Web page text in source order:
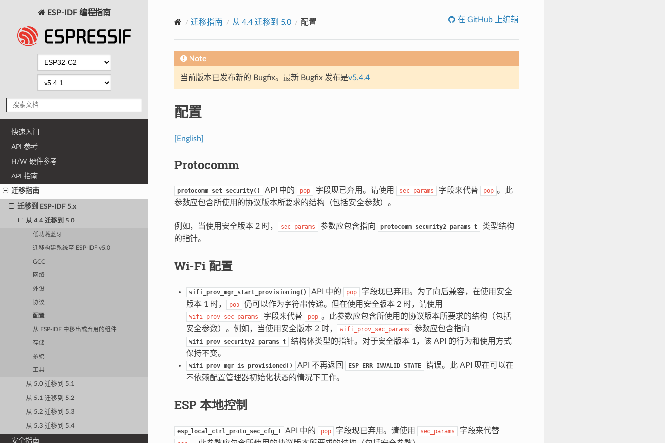
ESP-IDF 编程指南
快速入门
API 参考
H/W 硬件参考
API 指南
迁移指南
迁移到 ESP-IDF 5.x
从 4.4 迁移到 5.0
低功耗蓝牙
迁移构建系统至 ESP-IDF v5.0
GCC
网络
外设
协议
配置
从 ESP-IDF 中移出或弃用的组件
存储
系统
工具
从 5.0 迁移到 5.1
从 5.1 迁移到 5.2
从 5.2 迁移到 5.3
从 5.3 迁移到 5.4
安全指南
迁移指南 从 4.4 迁移到 5.0 配置 在 GitHub 上编辑
Note
当前版本已发布新的 Bugfix。最新 Bugfix 发布是v5.4.4
配置
[English]
Protocomm
protocomm_set_security() API 中的 pop 字段现已弃用。请使用 sec_params 字段来代替 pop 。此
参数应包含所使用的协议版本所要求的结构（包括安全参数）。
例如，当使用安全版本 2 时， sec_params 参数应包含指向 protocomm_security2_params_t
类型结构
的指针。
Wi-Fi 配置
wifi_prov_mgr_start_provisioning() API 中的 pop
字段现已弃用。为了向后兼容，在使用安全
版本 1 时，
pop 仍可以作为字符串传递。但在使用安全版本 2 时，请使用
wifi_prov_sec_params 字段来代替 pop 。此参数应包含所使用的协议版本所要求的结构（包括
安全参数）。例如，当使用安全版本 2 时，
wifi_prov_sec_params 参数应包含指向
wifi_prov_security2_params_t
结构体类型的指针。对于安全版本 1，该 API 的行为和使用方式
保持不变。
wifi_prov_mgr_is_provisioned() API 不再返回 ESP_ERR_INVALID_STATE
错误。此 API 现在可以在
不依赖配置管理器初始化状态的情况下工作。
ESP 本地控制
esp_local_ctrl_proto_sec_cfg_t API 中的 pop 字段现已弃用。请使用 sec_params 字段来代替